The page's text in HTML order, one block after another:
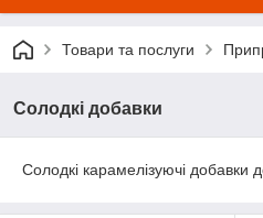
Товари та послуги
Солодкі добавки
Солодкі карамелізуючі добавки